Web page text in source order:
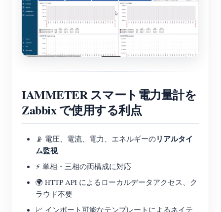
IAMMETER スマート電力量計を
Zabbix で使用する利点
📡 電圧、電流、電力、エネルギーのリアルタイ
ム監視
⚡ 単相・三相の両構成に対応
🌍 HTTP API によるローカルデータアクセス、ク
ラウド不要
📈 インポート可能なテンプレートによるネイテ